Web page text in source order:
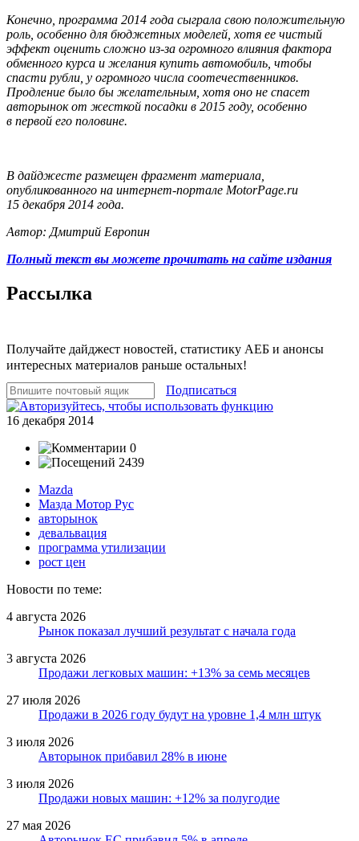
Конечно, программа 2014 года сыграла свою положительную
роль, особенно для бюджетных моделей, хотя ее чистый
эффект оценить сложно из-за огромного влияния фактора
обменного курса и желания купить автомобиль, чтобы
спасти рубли, у огромного числа соотечественников.
Продление было бы желательным, хотя оно не спасет
авторынок от жесткой посадки в 2015 году, особенно
в первой его половине.
В дайджесте размещен фрагмент материала,
опубликованного на интернет-портале MotorPage.ru
15 декабря 2014 года.
Автор: Дмитрий Европин
Полный текст вы можете прочитать на сайте издания
Рассылка
Получайте дайджест новостей, статистику АЕБ и анонсы
интересных материалов раньше остальных!
Подписаться
16 декабря 2014
0
2439
Mazda
Мазда Мотор Рус
авторынок
девальвация
программа утилизации
рост цен
Новости по теме:
4 августа 2026
Рынок показал лучший результат с начала года
3 августа 2026
Продажи легковых машин: +13% за семь месяцев
27 июля 2026
Продажи в 2026 году будут на уровне 1,4 млн штук
3 июля 2026
Авторынок прибавил 28% в июне
3 июля 2026
Продажи новых машин: +12% за полугодие
27 мая 2026